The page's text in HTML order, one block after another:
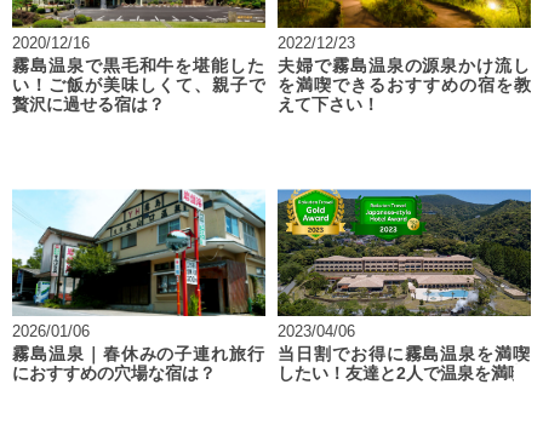
2020/12/16
霧島温泉で黒毛和牛を堪能した
い！ご飯が美味しくて、親子で
贅沢に過せる宿は？
2022/12/23
夫婦で霧島温泉の源泉かけ流し
を満喫できるおすすめの宿を教
えて下さい！
2026/01/06
霧島温泉｜春休みの子連れ旅行
におすすめの穴場な宿は？
2023/04/06
当日割でお得に霧島温泉を満喫
したい！友達と2人で温泉を満喫